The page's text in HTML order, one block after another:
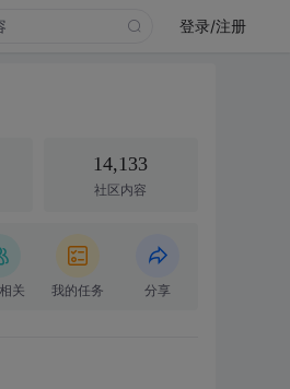
登录/注册
14,133
社区内容
关 我的任务 分享